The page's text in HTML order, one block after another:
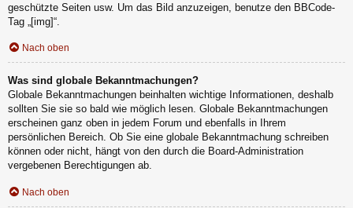
geschützte Seiten usw. Um das Bild anzuzeigen, benutze den BBCode-
Tag „[img]“.
Nach oben
Was sind globale Bekanntmachungen?
Globale Bekanntmachungen beinhalten wichtige Informationen, deshalb
sollten Sie sie so bald wie möglich lesen. Globale Bekanntmachungen
erscheinen ganz oben in jedem Forum und ebenfalls in Ihrem
persönlichen Bereich. Ob Sie eine globale Bekanntmachung schreiben
können oder nicht, hängt von den durch die Board-Administration
vergebenen Berechtigungen ab.
Nach oben